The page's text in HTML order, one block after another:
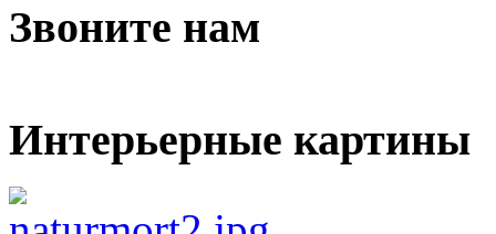
Звоните нам
Интерьерные картины